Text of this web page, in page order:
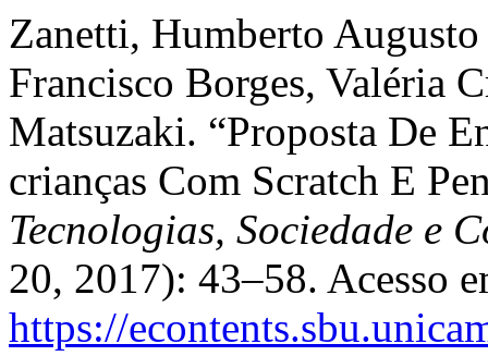
Zanetti, Humberto
Francisco Borges, Valéria
Matsuzaki. “Proposta De
crianças Com Scratch E
Tecnologias, Sociedade e
20, 2017): 43–58. Acesso
https://